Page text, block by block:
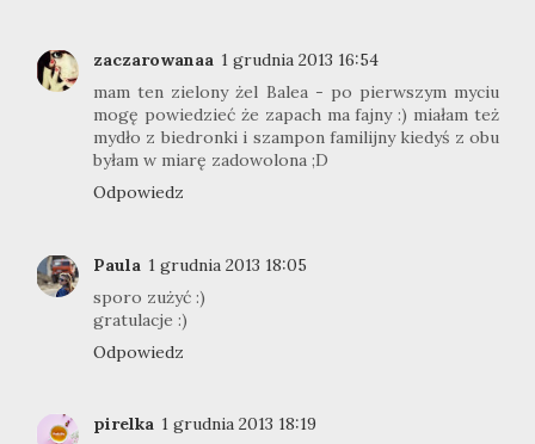
zaczarowanaa 1 grudnia 2013 16:54
mam ten zielony żel Balea - po pierwszym myciu
mogę powiedzieć że zapach ma fajny :) miałam też
mydło z biedronki i szampon familijny kiedyś z obu
byłam w miarę zadowolona ;D
Odpowiedz
Paula 1 grudnia 2013 18:05
sporo zużyć :)
gratulacje :)
Odpowiedz
pirelka 1 grudnia 2013 18:19